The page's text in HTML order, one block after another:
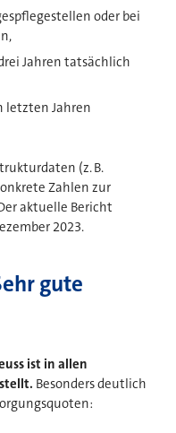
oder bei
Jahren tatsächlich
letzten Jahren
(z. B.
Zahlen zur
aktuelle Bericht
2023.
gute
ist in allen
Besonders deutlich